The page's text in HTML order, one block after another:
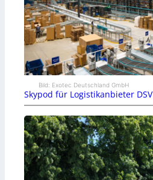
Bild: Exotec Deutschland GmbH
Skypod für Logistikanbieter DSV